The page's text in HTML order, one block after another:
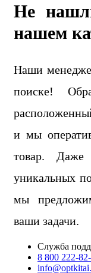
Не
нашем
Наши
поиске!
и мы
товар. Даже
уникальных
мы
ваши задачи.
Служба
8 800 222-